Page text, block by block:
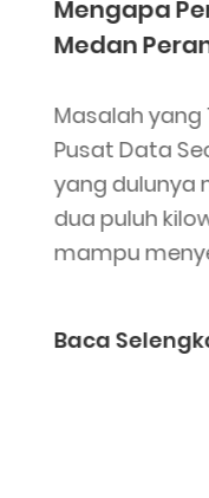
Mengapa
Medan
Masalah yang
Pusat Data
yang dulunya
dua puluh
mampu
Baca